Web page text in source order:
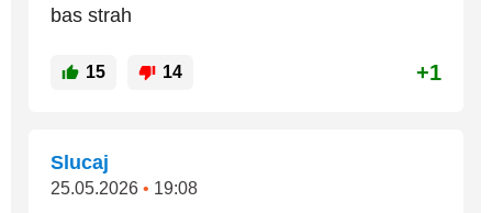
bas strah
15 14 +1
Slucaj
25.05.2026 • 19:08